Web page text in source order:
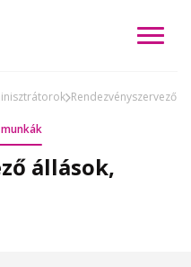
Rendezvényszervező
állások,